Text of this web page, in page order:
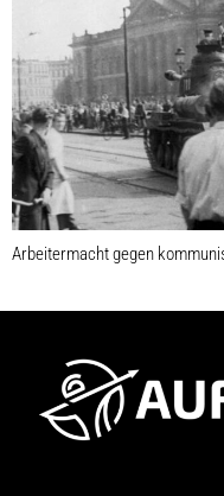
Arbeitermacht gegen